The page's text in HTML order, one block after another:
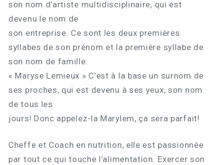
son nom d’artiste multidisciplinaire, qui est
devenu le nom de
son entreprise. Ce sont les deux premières
syllabes de son prénom et la première syllabe de
son nom de famille.
« Maryse Lemieux » C’est à la base un surnom de
ses proches, qui est devenu à ses yeux, son nom
de tous les
jours! Donc appelez-la Marylem, ça sera parfait!
Cheffe et Coach en nutrition, elle est passionnée
par tout ce qui touche l’alimentation. Exercer son